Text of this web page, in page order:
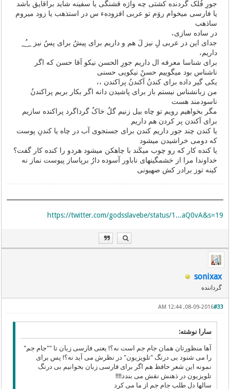
جورِ فُلک گردنده کشتی چه واژه قشنگی یا سفینه شاید براقایق باشد
یا فارسی میخوام روَم تو عربی افزودهء س در استذهب یا زود میروم
ساذهب
در ساده سازی،
جدای این در عربی لِ نیز لَ هم و داریم برای پیشُ برای پسُ نیز __ُ_
داریم،
برای شناسا معرفه ال داریم جورِ الحسن نیکو آقا حسن که اگر
ناشناس بود میگوییم حسنً نیکویی حسنی
یکی گیر داده برای کندنُ آکندنُ پراکندن ،،
من زبانشناس نیستم باز برای پاشیدن دانه اگر بکار بریم پراکندنُ
ناسودمند هست
مگر بخواهیم رویم تو چاه بیل زنیم گلُ خاکُ گرداگرد پراکنده سازیم
برای آکندن پر کردن هم داریم
یا کندن چند جور داریم کندن برای جستجوی آب در چاه یا کندنِ پوست
که دومی خراشیدن میشود
یا کنده کار که رو چوب میکَند با چاهکن میشود هردو را کنده کار گفت؟
خداوندا مرا از خشمگینهای ناباور آسوده دارُ برپاساز پیوست نماز نه
کینه توز برادر کش صهیونی
https://twitter.com/godsslavebe/status/1...aQ0vA&s=19
sonixax
گرداننده
#33
08-09-2016, 12:44 AM
سارا نوشته:
آها منظورتان همان جام جم است نه؟! یعنی فارسی زبان تا ""جام جم"
را می شنود بی درنگ "تلویزیون" در نظرش می آید نه؟! پس برای
نمونه این شعر حافظ هم اگر برای فارسی زبان بخوانیم بی درنگ
تلویزیون در ذهنش نقش می بندد!!!!
سالها دل طلب جام جم از ما می کرد